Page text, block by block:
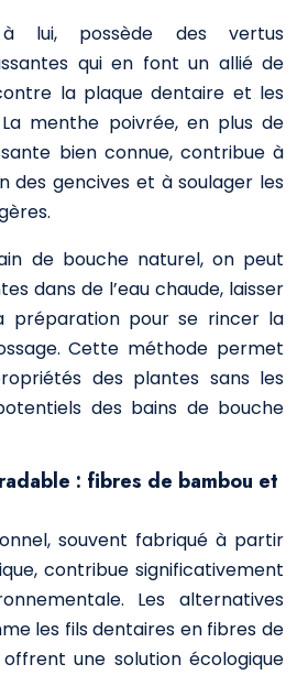
lui, possède des vertus
qui en font un allié de
la plaque dentaire et les
menthe poivrée, en plus de
bien connue, contribue à
des gencives et à soulager les
de bouche naturel, on peut
dans de l’eau chaude, laisser
préparation pour se rincer la
Cette méthode permet
des plantes sans les
des bains de bouche
: fibres de bambou et
souvent fabriqué à partir
contribue significativement
Les alternatives
les fils dentaires en fibres de
une solution écologique